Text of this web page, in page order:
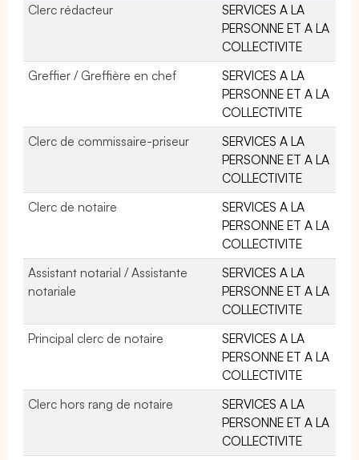
Clerc rédacteur
SERVICES A LA
PERSONNE ET A LA
COLLECTIVITE
Greffier / Greffière en chef
SERVICES A LA
PERSONNE ET A LA
COLLECTIVITE
Clerc de commissaire-priseur
SERVICES A LA
PERSONNE ET A LA
COLLECTIVITE
Clerc de notaire
SERVICES A LA
PERSONNE ET A LA
COLLECTIVITE
Assistant notarial / Assistante
notariale
SERVICES A LA
PERSONNE ET A LA
COLLECTIVITE
Principal clerc de notaire
SERVICES A LA
PERSONNE ET A LA
COLLECTIVITE
Clerc hors rang de notaire
SERVICES A LA
PERSONNE ET A LA
COLLECTIVITE